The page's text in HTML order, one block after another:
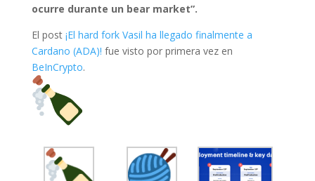
ocurre durante un bear market”.
El post ¡El hard fork Vasil ha llegado finalmente a
Cardano (ADA)! fue visto por primera vez en
BeInCrypto.